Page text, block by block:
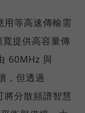
用等高速傳輸需
提供高容量傳
60MHz 與
，但透過
將分散頻譜智慧